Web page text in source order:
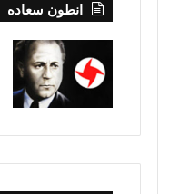
انطون سعاده